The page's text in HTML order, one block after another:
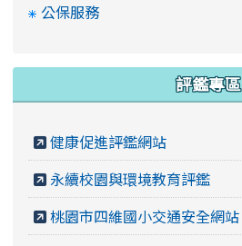
公保服務
評鑑專區
健康促進評鑑網站
永續校園與環境教育評鑑
桃園市四維國小交通安全網站